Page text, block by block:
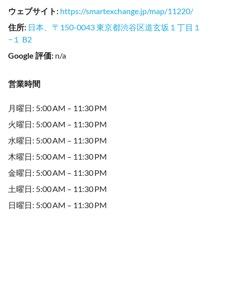
ウェブサイト : https://smartexchange.jp/map/11220/
住所: 日本、〒150-0043 東京都渋谷区道玄坂１丁目１
−１ B2
Google 評価: n/a
営業時間
月曜日: 5:00 AM – 11:30 PM
火曜日: 5:00 AM – 11:30 PM
水曜日: 5:00 AM – 11:30 PM
木曜日: 5:00 AM – 11:30 PM
金曜日: 5:00 AM – 11:30 PM
土曜日: 5:00 AM – 11:30 PM
日曜日: 5:00 AM – 11:30 PM